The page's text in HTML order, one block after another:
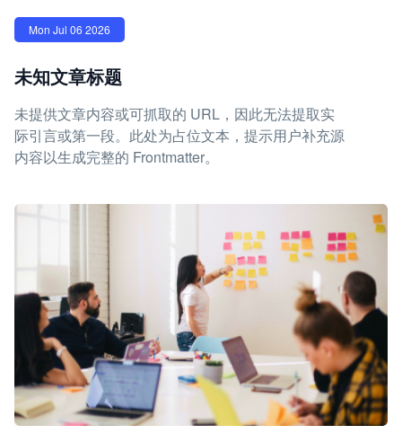
Mon Jul 06 2026
未知文章标题
未提供文章内容或可抓取的 URL，因此无法提取实
际引言或第一段。此处为占位文本，提示用户补充源
内容以生成完整的 Frontmatter。